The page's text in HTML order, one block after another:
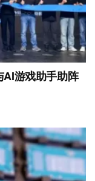
游戏助手助阵